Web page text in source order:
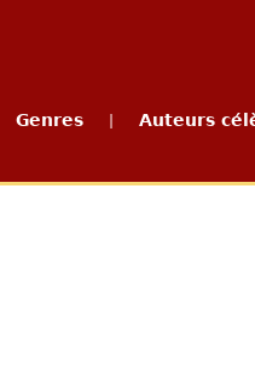
Genres Auteurs